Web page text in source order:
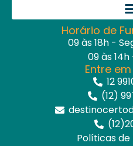
Horário de
09 às 18h -
09 às
Entre
12
(12)
Políticas